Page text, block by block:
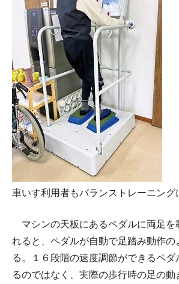
車いす利用者もバランストレーニング
マシンの天板にあるペダルに両足を
れると、ペダルが自動で足踏み動作の
る。１６段階の速度調節ができるペダ
るのではなく、実際の歩行時の足の動